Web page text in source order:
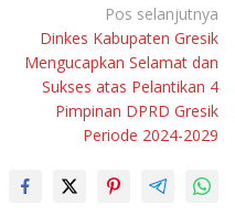
Pos selanjutnya
Dinkes Kabupaten Gresik
Mengucapkan Selamat dan
Sukses atas Pelantikan 4
Pimpinan DPRD Gresik
Periode 2024-2029